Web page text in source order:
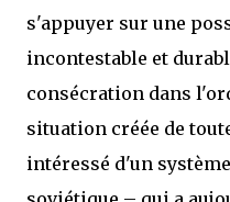
s'appuyer sur une
incontestable et
consécration dans
situation créée de
intéressé d'un